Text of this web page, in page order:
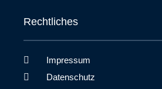
Rechtliches
Impressum
Datenschutz